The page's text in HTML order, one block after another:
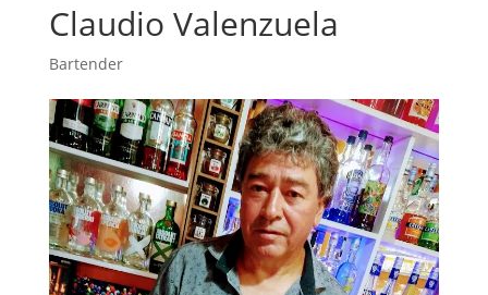
Claudio Valenzuela
Bartender